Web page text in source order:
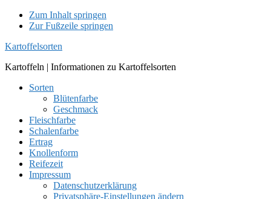
Zum Inhalt springen
Zur Fußzeile springen
Kartoffelsorten
Kartoffeln | Informationen zu Kartoffelsorten
Sorten
Blütenfarbe
Geschmack
Fleischfarbe
Schalenfarbe
Ertrag
Knollenform
Reifezeit
Impressum
Datenschutzerklärung
Privatsphäre-Einstellungen ändern